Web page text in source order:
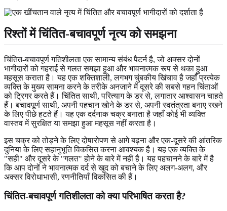
रिश्तों में चिंतित-बचावपूर्ण नृत्य को समझना
चिंतित-बचावपूर्ण गतिशीलता एक सामान्य संबंध पैटर्न है, जो अक्सर दोनों
भागीदारों को गहराई से गलत समझा हुआ और भावनात्मक रूप से थका हुआ
महसूस कराता है। यह एक शक्तिशाली, लगभग चुंबकीय खिंचाव है जहाँ प्रत्येक
व्यक्ति के मुख्य सामना करने के तरीके अनजाने में दूसरे की सबसे गहन चिंताओं
को ट्रिगर करते हैं। चिंतित साथी, परित्याग के डर से, लगातार आश्वासन चाहते
हैं। बचावपूर्ण साथी, अपनी पहचान खोने के डर से, अपनी स्वतंत्रता बनाए रखने
के लिए पीछे हटते हैं। यह एक दर्दनाक चक्र बनाता है जहाँ कोई भी व्यक्ति
वास्तव में सुरक्षित या समझा हुआ महसूस नहीं करता है।
इस चक्र को तोड़ने के लिए दोषारोपण से आगे बढ़ना और एक-दूसरे की आंतरिक
दुनिया के लिए सहानुभूति विकसित करना आवश्यक है। यह एक व्यक्ति के
"सही" और दूसरे के "गलत" होने के बारे में नहीं है। यह पहचानने के बारे में है
कि आप दोनों ने भावनात्मक दर्द से खुद को बचाने के लिए अलग-अलग, और
अक्सर विरोधाभासी, रणनीतियाँ विकसित की हैं।
चिंतित-बचावपूर्ण गतिशीलता को क्या परिभाषित करता है?